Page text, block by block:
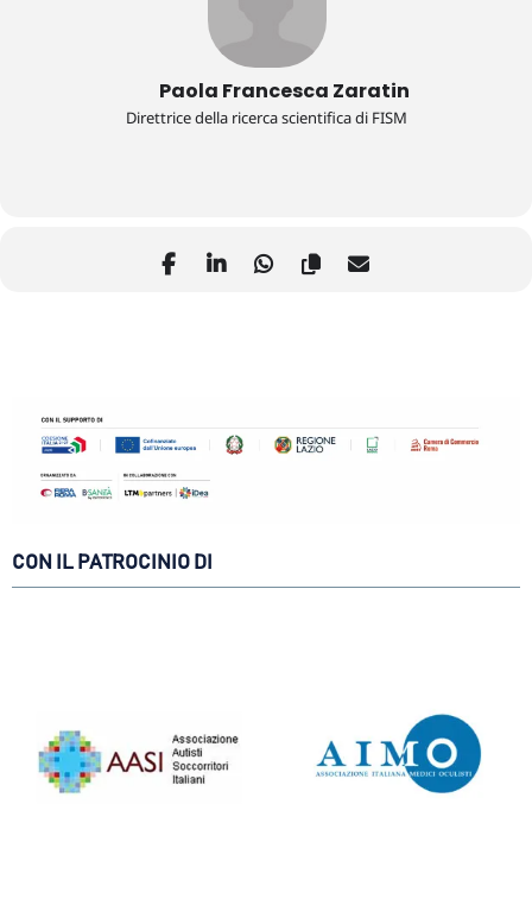
Paola Francesca Zaratin
Direttrice della ricerca scientifica di FISM
CON IL PATROCINIO DI